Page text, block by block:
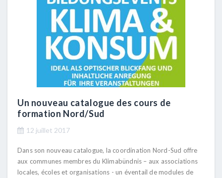
Un nouveau catalogue des cours de
formation Nord/Sud
12 juillet 2017
Dans son nouveau catalogue, la coordination Nord-Sud offre
aux communes membres du Klimabündnis – aux associations
locales, écoles et organisations - un éventail de modules de